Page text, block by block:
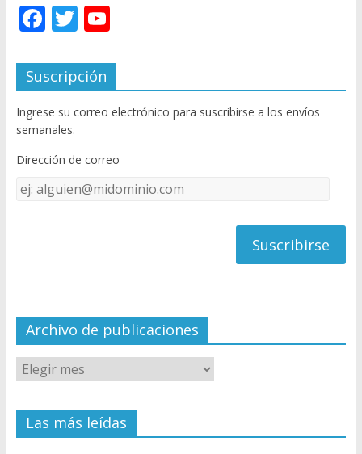
F
e
b
o
o
k
T
itt
er
Y
u
T
u
e
C
el
Suscripción
Ingrese su correo electrónico para suscribirse a los envíos
semanales.
Dirección de correo
Dirección
Archivo de publicaciones
Las más leídas